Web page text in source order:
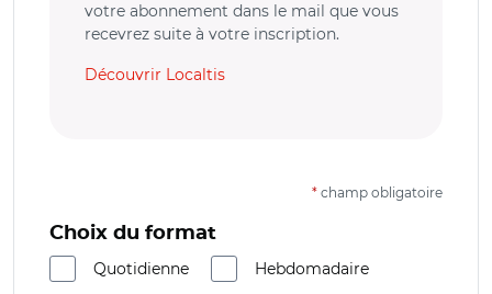
votre abonnement dans le mail que vous
recevrez suite à votre inscription.
Découvrir Localtis
* champ obligatoire
Choix du format
Quotidienne
Hebdomadaire